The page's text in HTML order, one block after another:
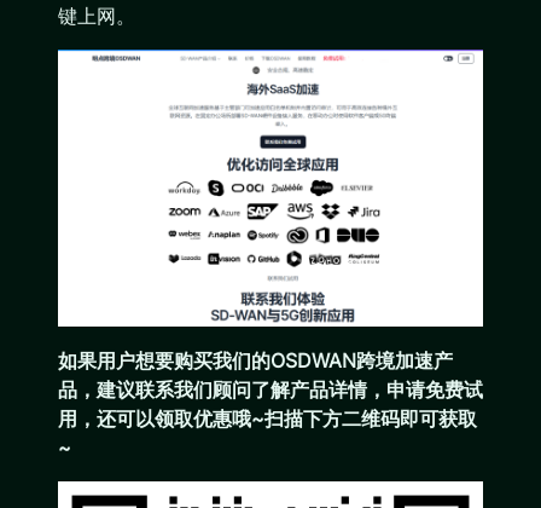
键上网。
如果用户想要购买我们的OSDWAN跨境加速产
品，建议联系我们顾问了解产品详情，申请免费试
用，还可以领取优惠哦~扫描下方二维码即可获取
~